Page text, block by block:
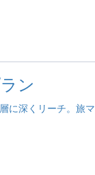
ン
に深くリーチ。旅マ